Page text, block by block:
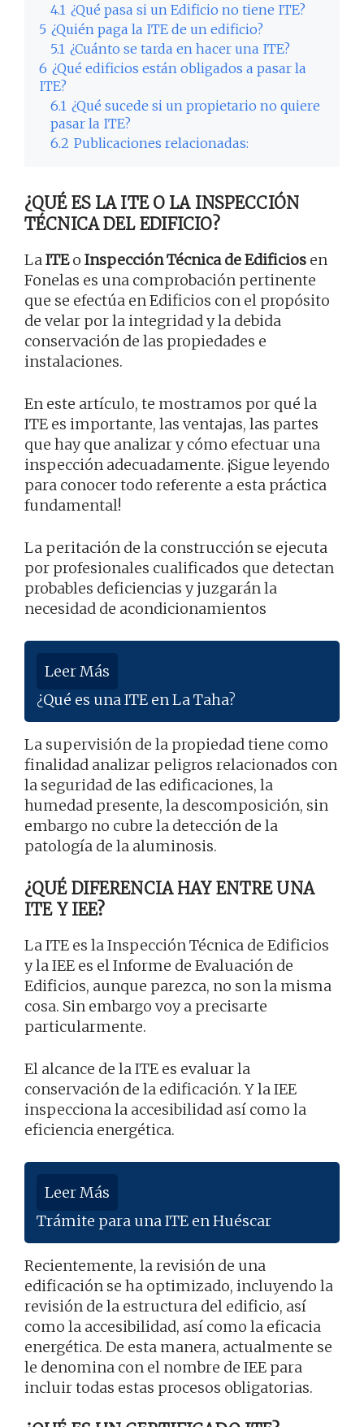
4.1 ¿Qué pasa si un Edificio no tiene ITE?
5 ¿Quién paga la ITE de un edificio?
5.1 ¿Cuánto se tarda en hacer una ITE?
6 ¿Qué edificios están obligados a pasar la
ITE?
6.1 ¿Qué sucede si un propietario no quiere
pasar la ITE?
6.2 Publicaciones relacionadas:
¿QUÉ ES LA ITE O LA INSPECCIÓN
TÉCNICA DEL EDIFICIO?
LaITEo Inspección Técnica de Edificios en
Fonelas es una comprobación pertinente
que se efectúa en Edificios con el propósito
de velar por la integridad y la debida
conservación de las propiedades e
instalaciones.
En este artículo, te mostramos por qué la
ITE es importante, las ventajas, las partes
que hay que analizar y cómo efectuar una
inspección adecuadamente. ¡Sigue leyendo
para conocer todo referente a esta práctica
fundamental!
La peritación de la construcción se ejecuta
por profesionales cualificados que detectan
probables deficiencias y juzgarán la
necesidad de acondicionamientos
Leer Más
¿Qué es una ITE en La Taha?
La supervisión de la propiedad tiene como
finalidad analizar peligros relacionados con
la seguridad de las edificaciones, la
humedad presente, la descomposición, sin
embargo no cubre la detección de la
patología de la aluminosis.
¿QUÉ DIFERENCIA HAY ENTRE UNA
ITE Y IEE?
La ITE es la Inspección Técnica de Edificios
y la IEE es el Informe de Evaluación de
Edificios, aunque parezca, no son la misma
cosa. Sin embargo voy a precisarte
particularmente.
El alcance de la ITE es evaluar la
conservación de la edificación. Y la IEE
inspecciona la accesibilidad así como la
eficiencia energética.
Leer Más
Trámite para una ITE en Huéscar
Recientemente, la revisión de una
edificación se ha optimizado, incluyendo la
revisión de la estructura del edificio, así
como la accesibilidad, así como la eficacia
energética. De esta manera, actualmente se
le denomina con el nombre de IEE para
incluir todas estas procesos obligatorias.